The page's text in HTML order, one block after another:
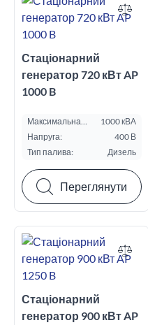
Стаціонарний
генератор 720 кВт AP
1000 B
Максимальна
потужність ESP,
кВА:
1000 кВА
Напруга:
400 В
Тип палива:
Дизель
Переглянути
Стаціонарний
генератор 900 кВт AP